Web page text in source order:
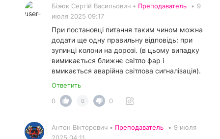
Бізюк Сергій Васильович • Преподаватель • 9
июля 2025 09:17
При постановці питання таким чином можна
додати ще одну правильну відповідь: при
зупинці колони на дорозі. (в цьому випадку
вимикається ближнє світло фар і
вмикається аварійна світлова сигналізація).
Ответить
0
0 0
Антон Вікторович • Преподаватель • 9 июля